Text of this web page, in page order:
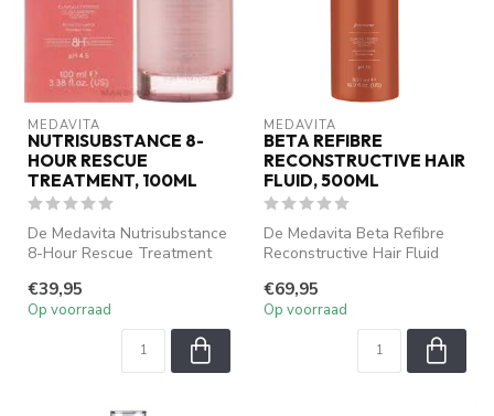
MEDAVITA
NUTRISUBSTANCE 8-
HOUR RESCUE
TREATMENT, 100ML
De Medavita Nutrisubstance
8-Hour Rescue Treatment
her...
€39,95
Op voorraad
MEDAVITA
BETA REFIBRE
RECONSTRUCTIVE HAIR
FLUID, 500ML
De Medavita Beta Refibre
Reconstructive Hair Fluid
geavanceerde h...
€69,95
Op voorraad